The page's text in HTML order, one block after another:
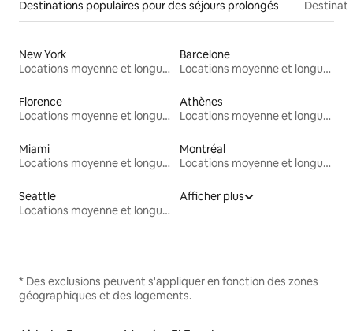
Destinations populaires pour des séjours prolongés
New York
Locations moyenne et longue durée
Barcelone
Locations moyenne et longue durée
Florence
Locations moyenne et longue durée
Athènes
Locations moyenne et longue durée
Miami
Locations moyenne et longue durée
Montréal
Locations moyenne et longue durée
Seattle
Locations moyenne et longue durée
Afficher plus
* Des exclusions peuvent s'appliquer en fonction des zones
géographiques et des logements.